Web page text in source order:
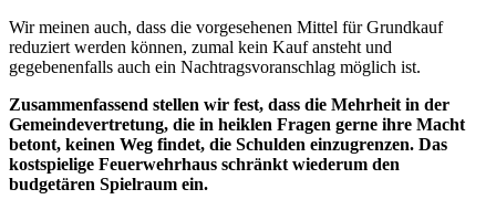
Wir meinen auch, dass die vorgesehenen Mittel für Grundkauf
reduziert werden können, zumal kein Kauf ansteht und
gegebenenfalls auch ein Nachtragsvoranschlag möglich ist.
Zusammenfassend stellen wir fest, dass die Mehrheit in der
Gemeindevertretung, die in heiklen Fragen gerne ihre Macht
betont, keinen Weg findet, die Schulden einzugrenzen. Das
kostspielige Feuerwehrhaus schränkt wiederum den
budgetären Spielraum ein.